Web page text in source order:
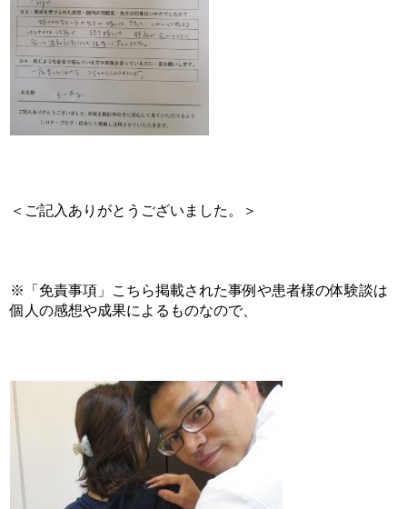
＜ご記入ありがとうございました。＞
※「免責事項」こちら掲載された事例や患者様の体験談は
個人の感想や成果によるものなので、